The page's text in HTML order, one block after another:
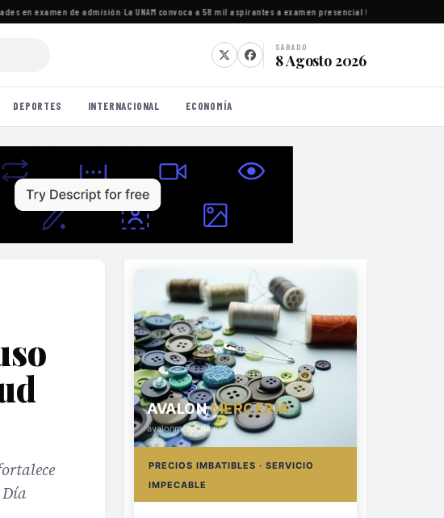
en examen de admisión·La UNAM convoca a 58 mil aspirantes a examen presencial tras detectar
SÁBADO
8 Agosto 2026
DEPORTES INTERNACIONAL ECONOMÍA
AVALONMERCERÍA
avalonmerceria.es
PRECIOS IMBATIBLES · SERVICIO
IMPECABLE